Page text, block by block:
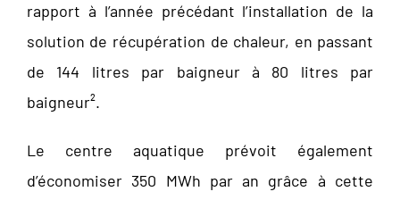
rapport à l’année précédant l’installation de la
solution de récupération de chaleur, en passant
de 144 litres par baigneur à 80 litres par
baigneur².
Le centre aquatique prévoit également
d’économiser 350 MWh par an grâce à cette